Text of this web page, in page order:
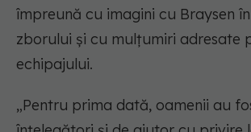
împreună cu imagini cu Braysen
zborului și cu mulțumiri adresate
echipajului.
„Pentru prima dată, oamenii au